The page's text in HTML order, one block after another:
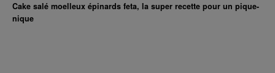
Cake salé moelleux épinards feta, la super recette pour un pique-
nique